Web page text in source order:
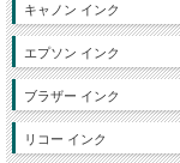
キャノン インク
エプソン インク
ブラザー インク
リコー インク